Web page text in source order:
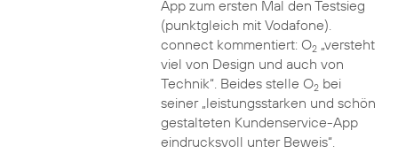
App zum ersten Mal den Testsieg
(punktgleich mit Vodafone).
connect kommentiert: O2„versteht
viel von Design und auch von
Technik“. Beides stelle O2bei
seiner „leistungsstarken und schön
gestalteten Kundenservice-App
eindrucksvoll unter Beweis“.